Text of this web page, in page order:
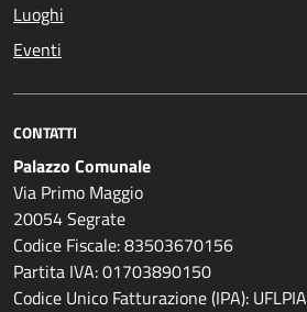
Luoghi
Eventi
CONTATTI
Palazzo Comunale
Via Primo Maggio
20054 Segrate
Codice Fiscale: 83503670156
Partita IVA: 01703890150
Codice Unico Fatturazione (IPA): UFLPIA